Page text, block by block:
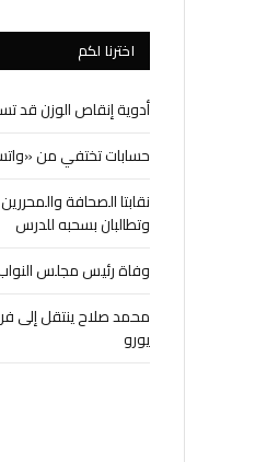
اخترنا لكم
أدوية إنقاص الوزن
حسابات تختفي من
نقابتا الصحافة
وتطالبان بسحبه للدرس
وفاة رئيس مجلس
يورو